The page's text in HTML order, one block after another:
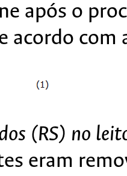
após o
acordo com
(RS) no
eram